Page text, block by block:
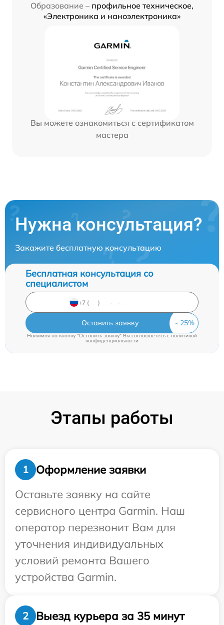
Образование – профильное техническое,
«Электроника и наноэлектроника»
Вы можете ознакомиться с сертификатом
мастера
Нужна консультация?
Закажите бесплатную консультацию
Бесплатная консультация со
специалистом
Оставить заявку
Нажимая на кнопку "Оставить заявку" Вы соглашаетесь cполитикой
конфиденциальности
Этапы работы
1
Оформление заявки
Оставьте заявку на сайте
сервисного центра Garmin. Наш
оператор перезвонит Вам для
уточнения индивидуальных
условий ремонта Вашего
устройства Garmin.
2 Выезд курьера за 35 минут